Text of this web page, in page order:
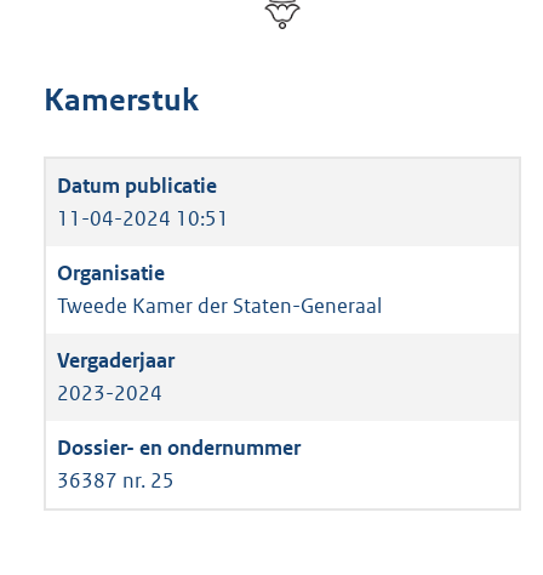
Kamerstuk
11-04-2024 10:51
Tweede Kamer der Staten-Generaal
2023-2024
36387 nr. 25